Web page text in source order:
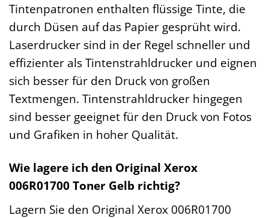
Tintenpatronen enthalten flüssige Tinte, die
durch Düsen auf das Papier gesprüht wird.
Laserdrucker sind in der Regel schneller und
effizienter als Tintenstrahldrucker und eignen
sich besser für den Druck von großen
Textmengen. Tintenstrahldrucker hingegen
sind besser geeignet für den Druck von Fotos
und Grafiken in hoher Qualität.
Wie lagere ich den Original Xerox
006R01700 Toner Gelb richtig?
Lagern Sie den Original Xerox 006R01700